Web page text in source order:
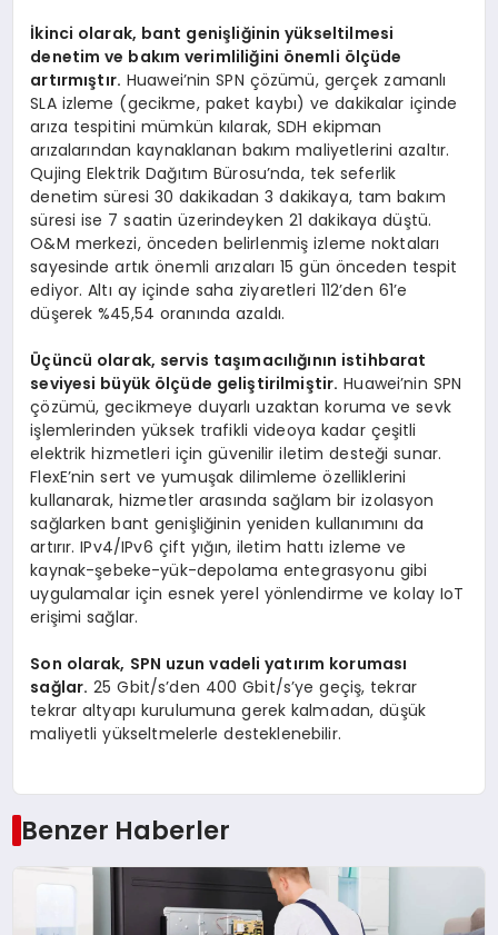
İkinci olarak, bant genişliğinin yükseltilmesi
denetim ve bakım verimliliğini önemli ölçüde
artırmıştır. Huawei’nin SPN çözümü, gerçek zamanlı
SLA izleme (gecikme, paket kaybı) ve dakikalar içinde
arıza tespitini mümkün kılarak, SDH ekipman
arızalarından kaynaklanan bakım maliyetlerini azaltır.
Qujing Elektrik Dağıtım Bürosu’nda, tek seferlik
denetim süresi 30 dakikadan 3 dakikaya, tam bakım
süresi ise 7 saatin üzerindeyken 21 dakikaya düştü.
O&M merkezi, önceden belirlenmiş izleme noktaları
sayesinde artık önemli arızaları 15 gün önceden tespit
ediyor. Altı ay içinde saha ziyaretleri 112’den 61’e
düşerek %45,54 oranında azaldı.
Üçüncü olarak, servis taşımacılığının istihbarat
seviyesi büyük ölçüde geliştirilmiştir. Huawei’nin SPN
çözümü, gecikmeye duyarlı uzaktan koruma ve sevk
işlemlerinden yüksek trafikli videoya kadar çeşitli
elektrik hizmetleri için güvenilir iletim desteği sunar.
FlexE’nin sert ve yumuşak dilimleme özelliklerini
kullanarak, hizmetler arasında sağlam bir izolasyon
sağlarken bant genişliğinin yeniden kullanımını da
artırır. IPv4/IPv6 çift yığın, iletim hattı izleme ve
kaynak-şebeke-yük-depolama entegrasyonu gibi
uygulamalar için esnek yerel yönlendirme ve kolay IoT
erişimi sağlar.
Son olarak, SPN uzun vadeli yatırım koruması
sağlar. 25 Gbit/s’den 400 Gbit/s’ye geçiş, tekrar
tekrar altyapı kurulumuna gerek kalmadan, düşük
maliyetli yükseltmelerle desteklenebilir.
Benzer Haberler